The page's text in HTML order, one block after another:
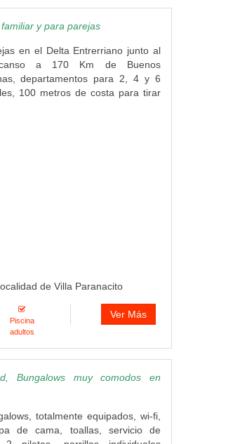
y para parejas
en el Delta Entrerriano junto al
a 170 Km de Buenos
departamentos para 2, 4 y 6
100 metros de costa para tirar
de Villa Paranacito
Piscina
adultos
Ver Más
Bungalows muy comodos en
totalmente equipados, wi-fi,
de cama, toallas, servicio de